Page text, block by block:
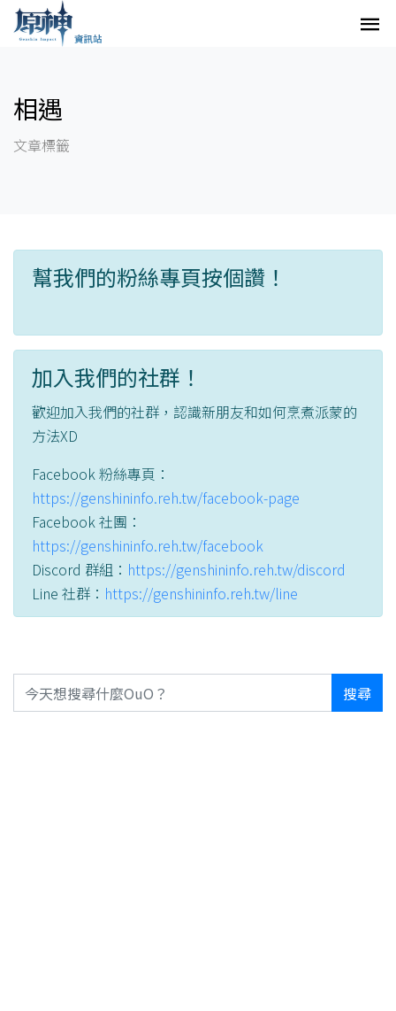
相遇
文章標籤
幫我們的粉絲專頁按個讚！
加入我們的社群！
歡迎加入我們的社群，認識新朋友和如何烹煮派蒙的
方法XD
Facebook 粉絲專頁：
https://genshininfo.reh.tw/facebook-page
Facebook 社團：
https://genshininfo.reh.tw/facebook
Discord 群組： https://genshininfo.reh.tw/discord
Line 社群： https://genshininfo.reh.tw/line
搜尋